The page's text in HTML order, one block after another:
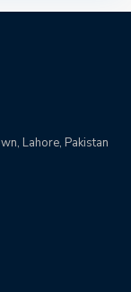
Lahore, Pakistan